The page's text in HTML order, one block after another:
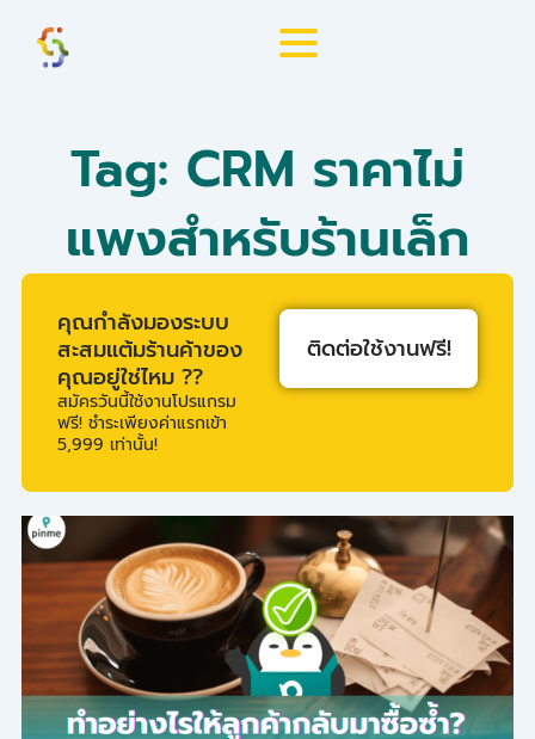
content
Tag: CRM ราคาไม่
แพงสำหรับร้านเล็ก
คุณกำลังมองระบบ
สะสมแต้มร้านค้าของ
คุณอยู่ใช่ไหม ??
สมัครวันนี้ใช้งานโปรแกรม
ฟรี! ชำระเพียงค่าแรกเข้า
5,999 เท่านั้น!
ติดต่อใช้งานฟรี!